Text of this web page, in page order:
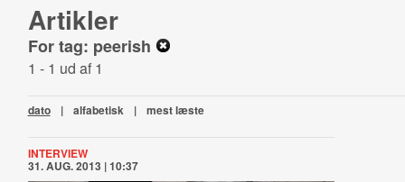
Artikler
For tag: peerish
1 - 1 ud af 1
dato | alfabetisk | mest læste
INTERVIEW
31. AUG. 2013 | 10:37